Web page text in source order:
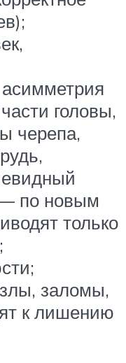
головы,
черепа,
— по новым
только
заломы,
к лишению